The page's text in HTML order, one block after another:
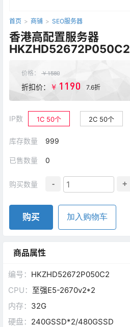
首页 > 商铺 > SEO服务器
香港高配置服务器
HKZHD52672P050C2
价格： ￥1580
折扣价： ￥ 1190 7.6折
IP数 1C 50个 2C 50个
库存数量 999
已售数量 0
购买数量 - +
购买 加入购物车
商品属性
编号： HKZHD52672P050C2
CPU： 至强E5-2670v2*2
内存： 32G
硬盘： 240GSSD*2/480GSSD